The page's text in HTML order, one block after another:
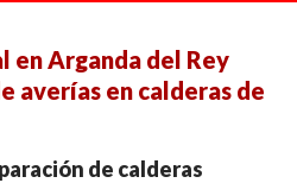
Arganda del Rey
averías en calderas de
de calderas